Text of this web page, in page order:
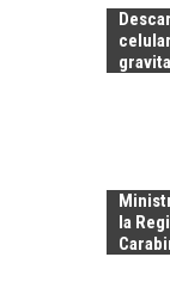
la